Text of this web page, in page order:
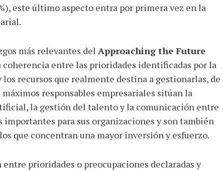
este último aspecto entra por primera vez en la
más relevantes del Approaching the Future
coherencia entre las prioridades identificadas por la
recursos que realmente destina a gestionarlas, de
máximos responsables empresariales sitúan la
la gestión del talento y la comunicación entre
importantes para sus organizaciones y son también
que concentran una mayor inversión y esfuerzo.
prioridades o preocupaciones declaradas y